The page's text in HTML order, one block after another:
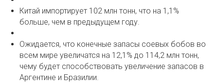
Китай импортирует 102 млн тонн, что на 1,1%
больше, чем в предыдущем году.
Ожидается, что конечные запасы соевых бобов во
всем мире увеличатся на 12,1% до 114,2 млн тонн,
чему будет способствовать увеличение запасов в
Аргентине и Бразилии.